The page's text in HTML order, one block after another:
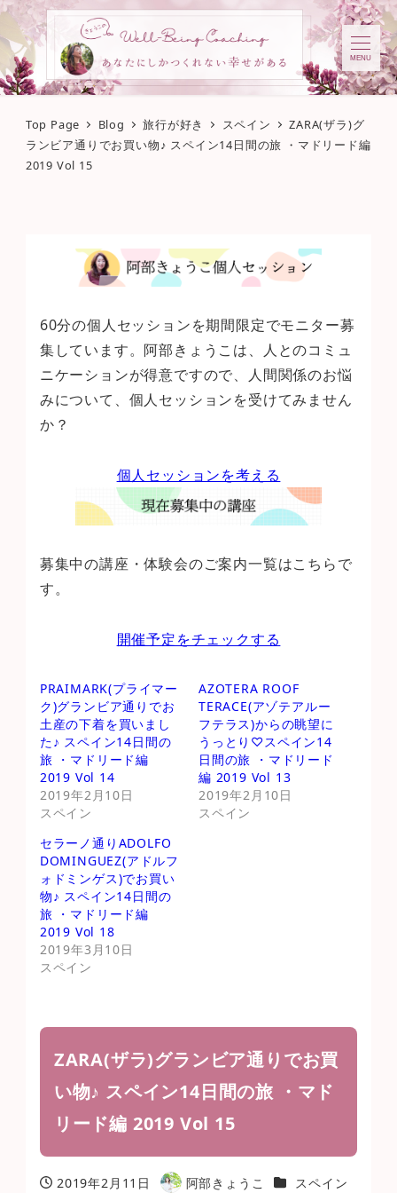
MENU
Top Page Blog 旅行が好き スペイン
ZARA(ザラ)グ
ランビア通りでお買い物♪ スペイン14日間の旅 ・マドリード編
2019 Vol 15
60分の個人セッションを期間限定でモニター募
集しています。阿部きょうこは、人とのコミュ
ニケーションが得意ですので、人間関係のお悩
みについて、個人セッションを受けてみません
か？
個人セッションを考える
募集中の講座・体験会のご案内一覧はこちらで
す。
開催予定をチェックする
PRAIMARK(プライマー
ク)グランビア通りでお
土産の下着を買いまし
た♪ スペイン14日間の
旅 ・マドリード編
2019 Vol 14
2019年2月10日
スペイン
AZOTERA ROOF
TERACE(アゾテアルー
フテラス)からの眺望に
うっとり♡スペイン14
日間の旅 ・マドリード
編 2019 Vol 13
2019年2月10日
スペイン
セラーノ通りADOLFO
DOMINGUEZ(アドルフ
ォドミンゲス)でお買い
物♪ スペイン14日間の
旅 ・マドリード編
2019 Vol 18
2019年3月10日
スペイン
ZARA(ザラ)グランビア通りでお買
い物♪ スペイン14日間の旅 ・マド
リード編 2019 Vol 15
2019年2月11日 阿部きょうこ カテゴリー
スペイン